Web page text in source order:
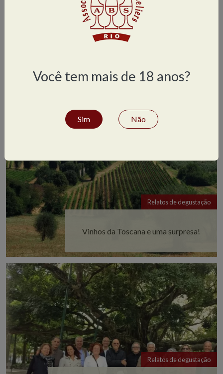
Relatos de degustação
Vinhos da Toscana e uma surpresa!
Relatos de degustação
Você tem mais de 18 anos?
Sim Não